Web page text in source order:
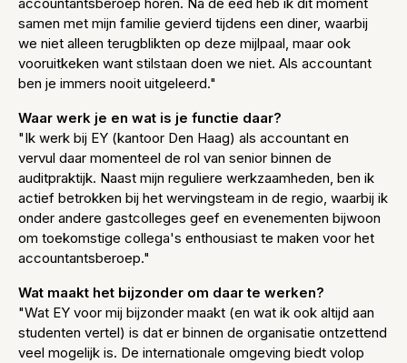
samen met mijn familie gevierd tijdens een diner, waarbij
we niet alleen terugblikten op deze mijlpaal, maar ook
vooruitkeken want stilstaan doen we niet. Als accountant
ben je immers nooit uitgeleerd."
Waar werk je en wat is je functie daar?
"Ik werk bij EY (kantoor Den Haag) als accountant en
vervul daar momenteel de rol van senior binnen de
auditpraktijk. Naast mijn reguliere werkzaamheden, ben ik
actief betrokken bij het wervingsteam in de regio, waarbij ik
onder andere gastcolleges geef en evenementen bijwoon
om toekomstige collega's enthousiast te maken voor het
accountantsberoep."
Wat maakt het bijzonder om daar te werken?
"Wat EY voor mij bijzonder maakt (en wat ik ook altijd aan
studenten vertel) is dat er binnen de organisatie ontzettend
veel mogelijk is. De internationale omgeving biedt volop